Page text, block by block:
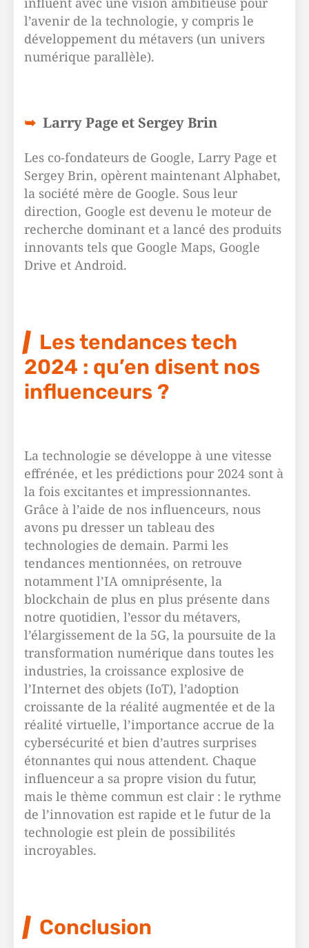
l’avenir de la technologie, y compris le
développement du métavers (un univers
numérique parallèle).
Larry Page et Sergey Brin
Les co-fondateurs de Google, Larry Page et
Sergey Brin, opèrent maintenant Alphabet,
la société mère de Google. Sous leur
direction, Google est devenu le moteur de
recherche dominant et a lancé des produits
innovants tels que Google Maps, Google
Drive et Android.
Les tendances tech
2024 : qu’en disent nos
influenceurs ?
La technologie se développe à une vitesse
effrénée, et les prédictions pour 2024 sont à
la fois excitantes et impressionnantes.
Grâce à l’aide de nos influenceurs, nous
avons pu dresser un tableau des
technologies de demain. Parmi les
tendances mentionnées, on retrouve
notamment l’IA omniprésente, la
blockchain de plus en plus présente dans
notre quotidien, l’essor du métavers,
l’élargissement de la 5G, la poursuite de la
transformation numérique dans toutes les
industries, la croissance explosive de
l’Internet des objets (IoT), l’adoption
croissante de la réalité augmentée et de la
réalité virtuelle, l’importance accrue de la
cybersécurité et bien d’autres surprises
étonnantes qui nous attendent. Chaque
influenceur a sa propre vision du futur,
mais le thème commun est clair : le rythme
de l’innovation est rapide et le futur de la
technologie est plein de possibilités
incroyables.
Conclusion